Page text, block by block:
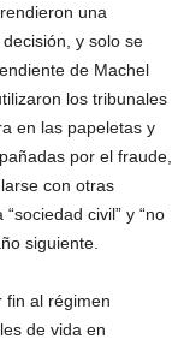
una
y solo se
de Machel
los tribunales
en las papeletas y
por el fraude,
con otras
civil” y “no
siguiente.
fin al régimen
de vida en